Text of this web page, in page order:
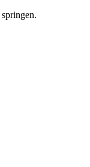
springen.